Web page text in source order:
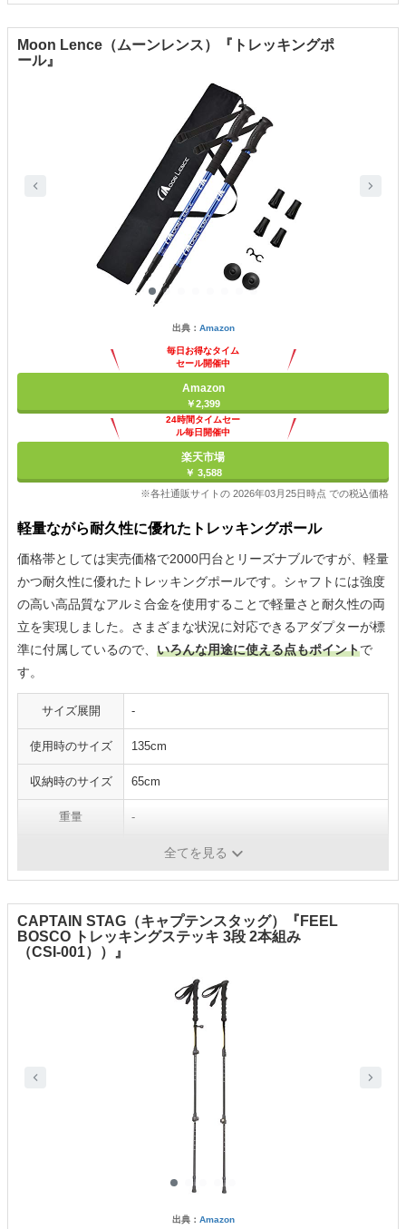
Moon Lence（ムーンレンス）『トレッキングポ
ール』
出典： Amazon
毎日お得なタイム
セール開催中
Amazon
￥2,399
24時間タイムセー
ル毎日開催中
楽天市場
￥ 3,588
※各社通販サイトの 2026年03月25日時点 での税込価格
軽量ながら耐久性に優れたトレッキングポール
価格帯としては実売価格で2000円台とリーズナブルですが、軽量
かつ耐久性に優れたトレッキングポールです。シャフトには強度
の高い高品質なアルミ合金を使用することで軽量さと耐久性の両
立を実現しました。さまざまな状況に対応できるアダプターが標
準に付属しているので、 いろんな用途に使える点もポイントで
す。
サイズ展開 -
使用時のサイズ 135cm
収納時のサイズ 65cm
重量 -
アルミニウム合金
全てを見る
CAPTAIN STAG（キャプテンスタッグ）『FEEL
BOSCO トレッキングステッキ 3段 2本組み
（CSI-001））』
出典： Amazon